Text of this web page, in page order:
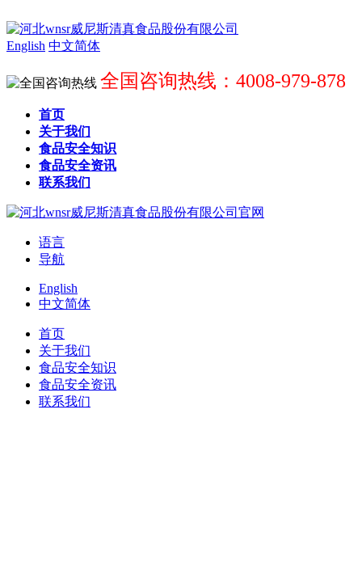
English 中文简体
全国咨询热线：4008-979-878
首页
关于我们
食品安全知识
食品安全资讯
联系我们
语言
导航
English
中文简体
首页
关于我们
食品安全知识
食品安全资讯
联系我们